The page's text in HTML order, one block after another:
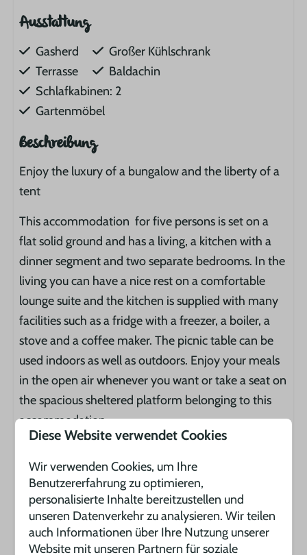
Ausstattung
Gasherd
Terrasse
Großer Kühlschrank
Baldachin
Schlafkabinen: 2
Gartenmöbel
Beschreibung
Enjoy the luxury of a bungalow and the liberty of a
tent
This accommodation for five persons is set on a
flat solid ground and has a living, a kitchen with a
dinner segment and two separate bedrooms. In the
living you can have a nice rest on a comfortable
lounge suite and the kitchen is supplied with many
facilities such as a fridge with a freezer, a boiler, a
stove and a coffee maker. The picnic table can be
used indoors as well as outdoors. Enjoy your meals
in the open air whenever you want or take a seat on
the spacious sheltered platform belonging to this
accommodation
double bed and a bedroom with a bunk bed and a
single bed.
If wanted an additional tent can be provided for.
Staying in a lodge tent is then suitable for six to
Diese Website verwendet Cookies
Wir verwenden Cookies, um Ihre
Benutzererfahrung zu optimieren,
personalisierte Inhalte bereitzustellen und
unseren Datenverkehr zu analysieren. Wir teilen
auch Informationen über Ihre Nutzung unserer
Website mit unseren Partnern für soziale